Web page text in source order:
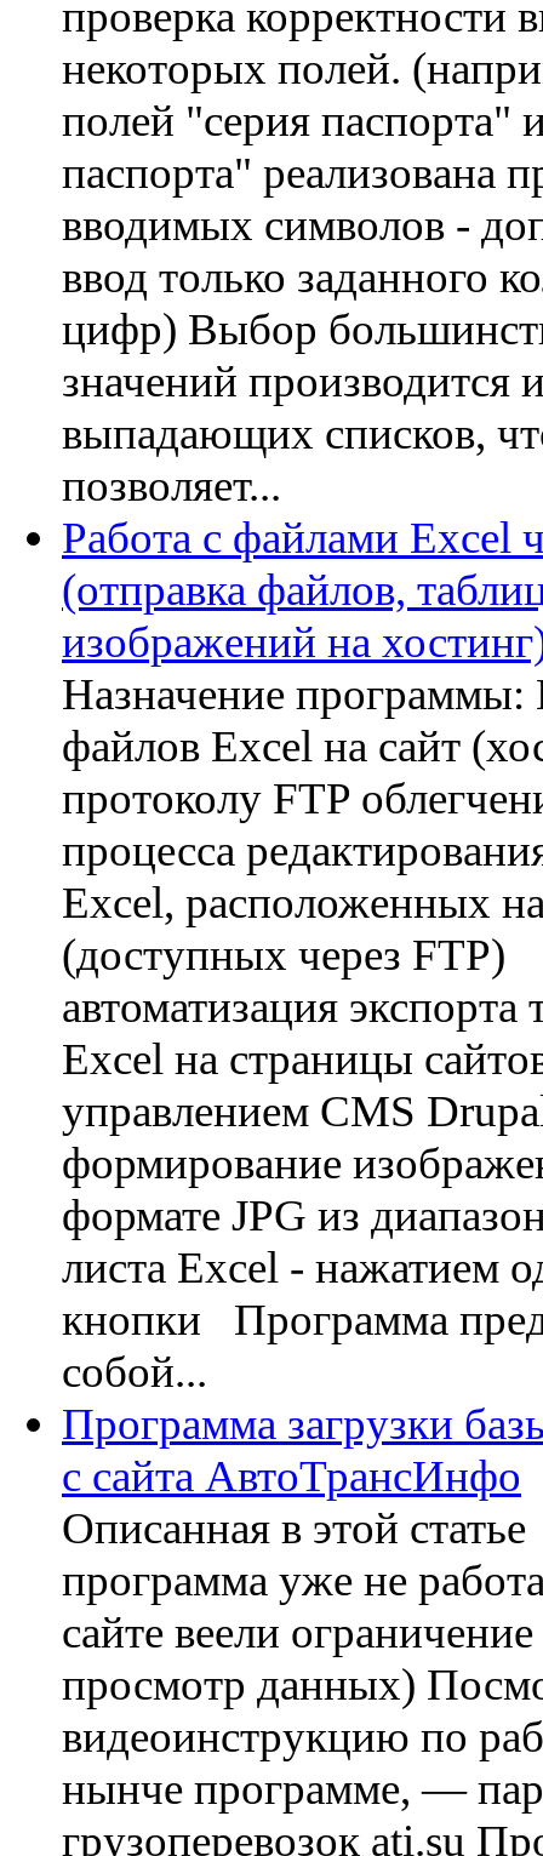
проверка корректности
некоторых полей.
полей "серия паспорта"
паспорта" реализована
вводимых символов -
ввод только заданного
цифр) Выбор
значений производится
выпадающих списков,
позволяет...
Работа с файлами Excel
(отправка файлов,
изображений на
Назначение программы:
файлов Excel на сайт
протоколу FTP
процесса
Excel, расположенных
(доступных через FTP)
автоматизация экспорта
Excel на страницы
управлением CMS
формирование
формате JPG из
листа Excel - нажатием
кнопки Программа
собой...
Программа загрузки
с сайта АвтоТрансИнфо
Описанная в этой статье
программа уже не
сайте веели
просмотр данных)
видеоинструкцию по
нынче программе, —
грузоперевозок ati.su